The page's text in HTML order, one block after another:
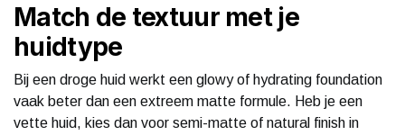
Match de textuur met je
huidtype
Bij een droge huid werkt een glowy of hydrating foundation
vaak beter dan een extreem matte formule. Heb je een
vette huid, kies dan voor semi-matte of natural finish in